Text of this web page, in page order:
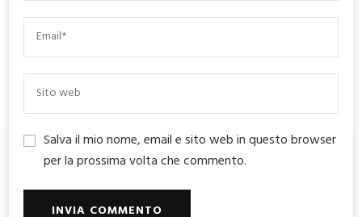
Salva il mio nome, email e sito web in questo browser
per la prossima volta che commento.